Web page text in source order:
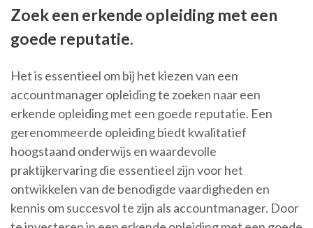
Zoek een erkende opleiding met een
goede reputatie.
Het is essentieel om bij het kiezen van een
accountmanager opleiding te zoeken naar een
erkende opleiding met een goede reputatie. Een
gerenommeerde opleiding biedt kwalitatief
hoogstaand onderwijs en waardevolle
praktijkervaring die essentieel zijn voor het
ontwikkelen van de benodigde vaardigheden en
kennis om succesvol te zijn als accountmanager. Door